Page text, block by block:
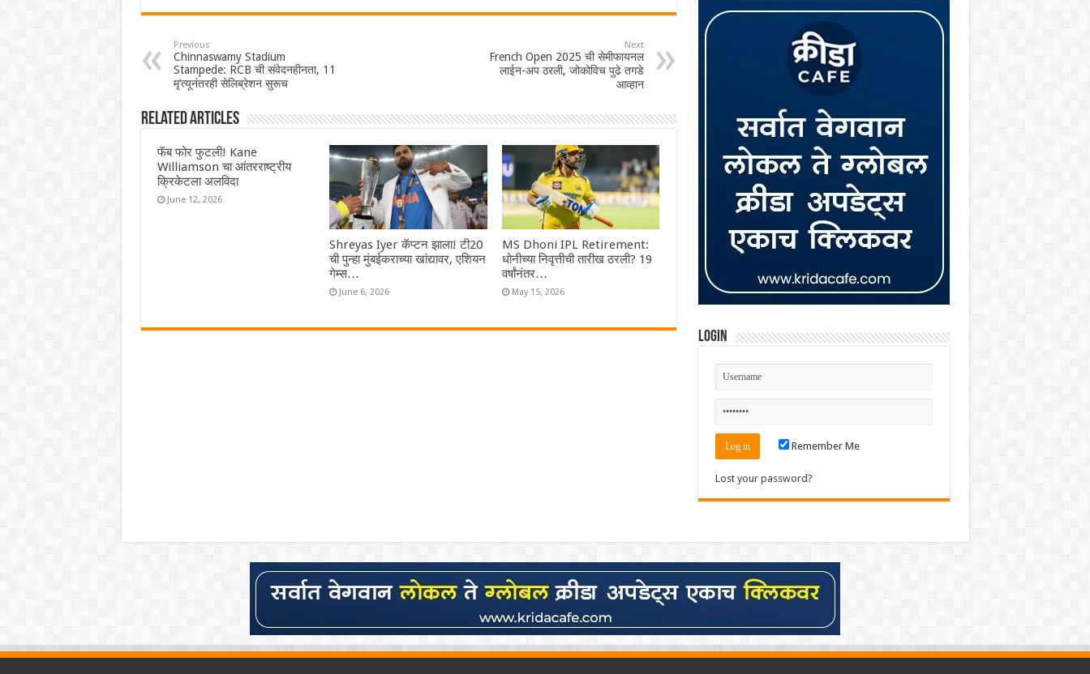
Previous
Chinnaswamy Stadium
Stampede: RCB ची संवेदनहीनता, 11
मृ’त्यूनंतरही सेलिब्रेशन सुरूच
Next
French Open 2025 ची सेमीफायनल
लाईन-अप ठरली, जोकोविच पुढे तगडे
आव्हान
Related Articles
फॅब फोर फुटली! Kane
Williamson चा आंतरराष्ट्रीय
क्रिकेटला अलविदा
June 12, 2026
Shreyas Iyer कॅप्टन झाला! टी20
ची पुन्हा मुंबईकराच्या खांद्यावर, एशियन
गेम्स…
June 6, 2026
MS Dhoni IPL Retirement:
धोनीच्या निवृत्तीची तारीख ठरली? 19
वर्षांनंतर…
May 15, 2026
Login
Remember Me
Lost your password?